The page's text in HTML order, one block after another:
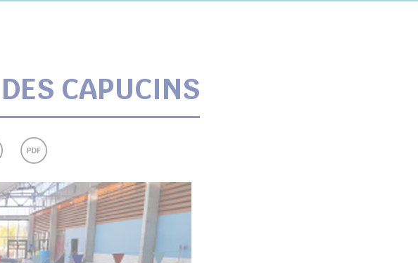
CAPUCINS